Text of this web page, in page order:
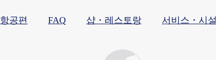
항공편 FAQ 샵・레스토랑​ 서비스・시설​